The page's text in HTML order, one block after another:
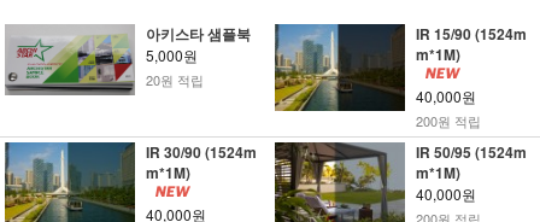
아키스타 샘플북
5,000원
20원 적립
IR 15/90 (1524m
m*1M)
40,000원
200원 적립
IR 30/90 (1524m
m*1M)
40,000원
IR 50/95 (1524m
m*1M)
40,000원